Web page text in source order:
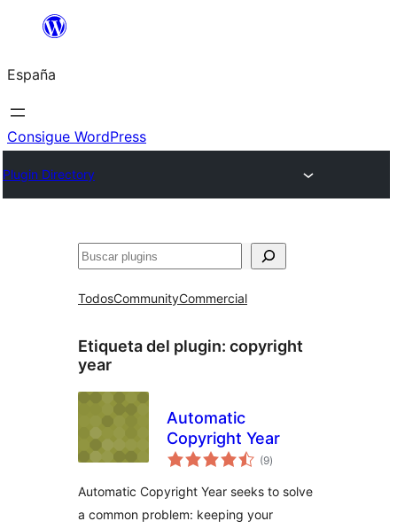
Saltar
contenido
España
Consigue WordPress
Plugin Directory
Buscar
TodosCommunityCommercial
Etiqueta del plugin: copyright
year
Automatic
Copyright Year
(9valoraciones
en
)
Automatic Copyright Year seeks to solve
a common problem: keeping your